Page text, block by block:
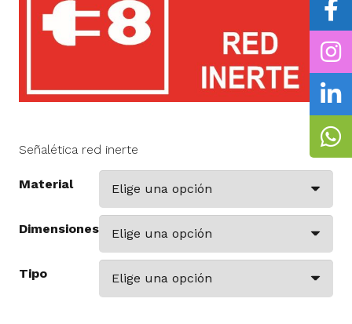
Señalética red inerte
Material
Dimensiones
Tipo